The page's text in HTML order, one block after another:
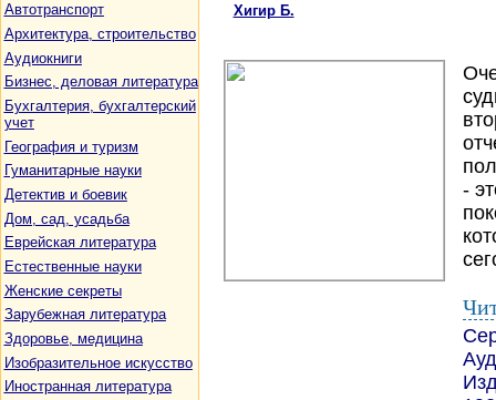
Автотранспорт
Архитектура, строительство
Аудиокниги
Бизнес, деловая литература
Бухгалтерия, бухгалтерский
учет
География и туризм
Гуманитарные науки
Детектив и боевик
Дом, сад, усадьба
Еврейская литература
Естественные науки
Женские секреты
Зарубежная литература
Здоровье, медицина
Изобразительное искусство
Иностранная литература
Хигир Б.
-